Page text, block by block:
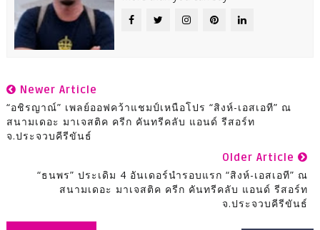
Newer Article
“อชิรญาณ์” เพลย์ออฟคว้าแชมป์เหนือโปร “สิงห์-เอสเอที” ณ
สนามเดอะ มาเจสติค ครีก คันทรีคลับ แอนด์ รีสอร์ท
จ.ประจวบคีรีขันธ์
Older Article
“ธนพร” ประเดิม 4 อันเดอร์นำรอบแรก “สิงห์-เอสเอที” ณ
สนามเดอะ มาเจสติค ครีก คันทรีคลับ แอนด์ รีสอร์ท
จ.ประจวบคีรีขันธ์